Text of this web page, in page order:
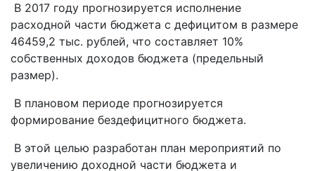
В 2017 году прогнозируется исполнение
расходной части бюджета с дефицитом в размере
46459,2 тыс. рублей, что составляет 10%
собственных доходов бюджета (предельный
размер).
В плановом периоде прогнозируется
формирование бездефицитного бюджета.
В этой целью разработан план мероприятий по
увеличению доходной части бюджета и